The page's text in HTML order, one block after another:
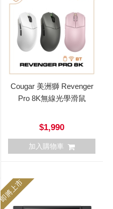
Cougar 美洲獅 Revenger
Pro 8K無線光學滑鼠
$1,990
加入購物車
即將上市